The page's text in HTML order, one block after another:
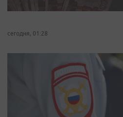
сегодня, 01:28